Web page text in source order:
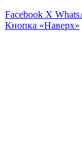
Facebook X
Кнопка «Наверх»